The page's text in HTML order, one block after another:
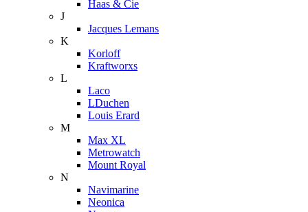
Haas & Cie
J
Jacques Lemans
K
Korloff
Kraftworxs
L
Laco
LDuchen
Louis Erard
M
Max XL
Metrowatch
Mount Royal
N
Navimarine
Neonica